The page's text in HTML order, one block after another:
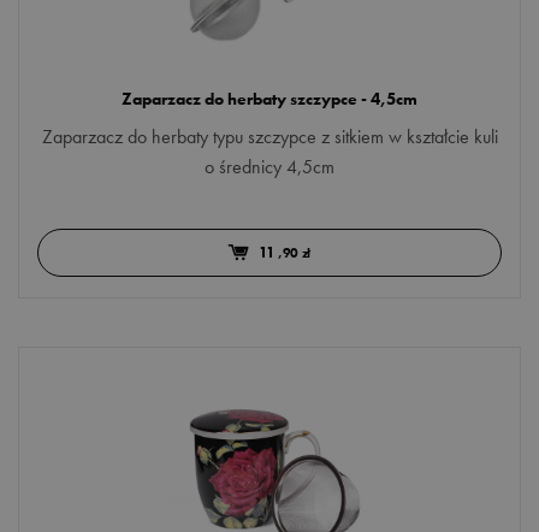
Zaparzacz do herbaty szczypce - 4,5cm
Zaparzacz do herbaty typu szczypce z sitkiem w kształcie kuli
o średnicy 4,5cm
11,90 zł